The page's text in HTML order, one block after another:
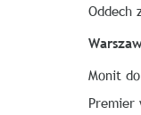
Oddech
Monit
Premier